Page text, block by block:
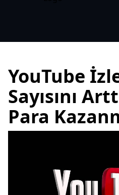
YouTube
Sayısını
Para